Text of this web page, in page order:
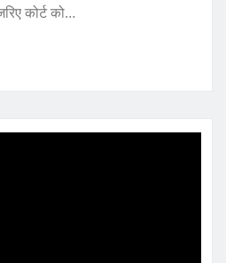
कोर्ट को…